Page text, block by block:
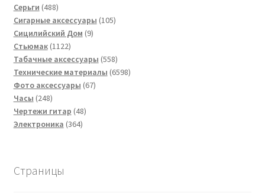
Серьги 488488
товаров
Сигарные аксессуары 105105
Сицилийский Дом 99
Стьюмак 11221122
товара
Табачные аксессуары 558558
товаров
Технические материалы 65986598
Фото аксессуары 6767
Часы 248248
товаров
Чертежи гитар 4848
Электроника 364364
Страницы